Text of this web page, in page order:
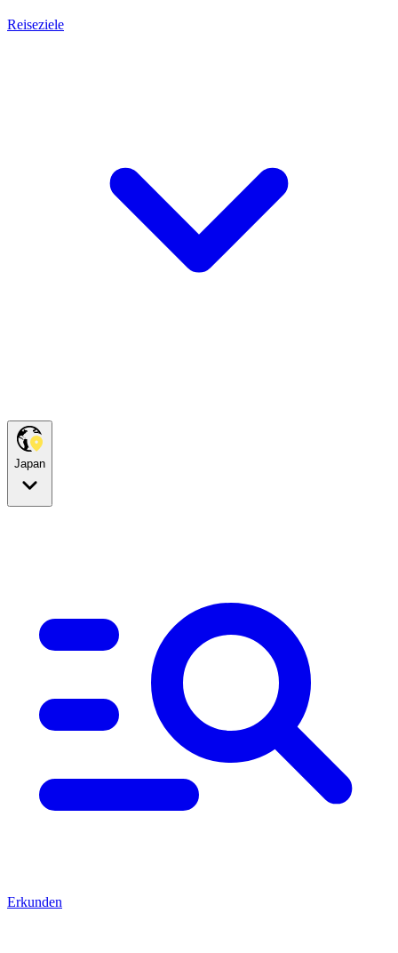
Reiseziele
Japan
Erkunden